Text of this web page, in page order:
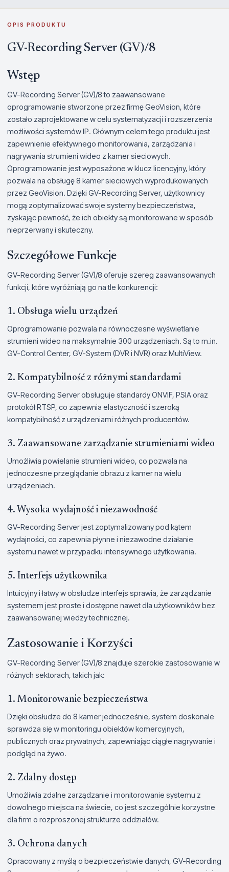
OPIS PRODUKTU
GV-Recording Server (GV)/8
Wstęp
GV-Recording Server (GV)/8 to zaawansowane
oprogramowanie stworzone przez firmę GeoVision, które
zostało zaprojektowane w celu systematyzacji i rozszerzenia
możliwości systemów IP. Głównym celem tego produktu jest
zapewnienie efektywnego monitorowania, zarządzania i
nagrywania strumieni wideo z kamer sieciowych.
Oprogramowanie jest wyposażone w klucz licencyjny, który
pozwala na obsługę 8 kamer sieciowych wyprodukowanych
przez GeoVision. Dzięki GV-Recording Server, użytkownicy
mogą zoptymalizować swoje systemy bezpieczeństwa,
zyskając pewność, że ich obiekty są monitorowane w sposób
nieprzerwany i skuteczny.
Szczegółowe Funkcje
GV-Recording Server (GV)/8 oferuje szereg zaawansowanych
funkcji, które wyróżniają go na tle konkurencji:
1. Obsługa wielu urządzeń
Oprogramowanie pozwala na równoczesne wyświetlanie
strumieni wideo na maksymalnie 300 urządzeniach. Są to m.in.
GV-Control Center, GV-System (DVR i NVR) oraz MultiView.
2. Kompatybilność z różnymi standardami
GV-Recording Server obsługuje standardy ONVIF, PSIA oraz
protokół RTSP, co zapewnia elastyczność i szeroką
kompatybilność z urządzeniami różnych producentów.
3. Zaawansowane zarządzanie strumieniami wideo
Umożliwia powielanie strumieni wideo, co pozwala na
jednoczesne przeglądanie obrazu z kamer na wielu
urządzeniach.
4. Wysoka wydajność i niezawodność
GV-Recording Server jest zoptymalizowany pod kątem
wydajności, co zapewnia płynne i niezawodne działanie
systemu nawet w przypadku intensywnego użytkowania.
5. Interfejs użytkownika
Intuicyjny i łatwy w obsłudze interfejs sprawia, że zarządzanie
systemem jest proste i dostępne nawet dla użytkowników bez
zaawansowanej wiedzy technicznej.
Zastosowanie i Korzyści
GV-Recording Server (GV)/8 znajduje szerokie zastosowanie w
różnych sektorach, takich jak:
1. Monitorowanie bezpieczeństwa
Dzięki obsłudze do 8 kamer jednocześnie, system doskonale
sprawdza się w monitoringu obiektów komercyjnych,
publicznych oraz prywatnych, zapewniając ciągłe nagrywanie i
podgląd na żywo.
2. Zdalny dostęp
Umożliwia zdalne zarządzanie i monitorowanie systemu z
dowolnego miejsca na świecie, co jest szczególnie korzystne
dla firm o rozproszonej strukturze oddziałów.
3. Ochrona danych
Opracowany z myślą o bezpieczeństwie danych, GV-Recording